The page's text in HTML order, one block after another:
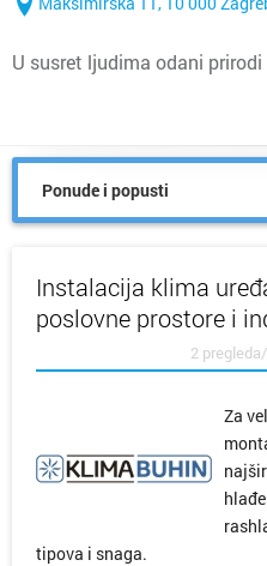
U susret ljudima odani prirodi
Ponude i popusti
Instalacija klima
poslovne prostore i
2
Za
tipova i snaga.